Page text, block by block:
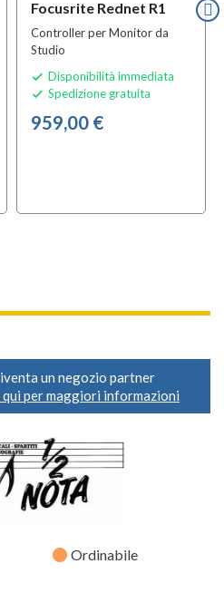
Focusrite Rednet R1
Controller per Monitor da
Studio
 Disponibilità immediata
 Spedizione gratuita
959,00 €
un negozio partner
qui per maggiori informazioni
fiber_manual_record Ordinabile